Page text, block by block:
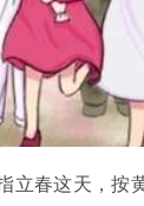
立春这天，